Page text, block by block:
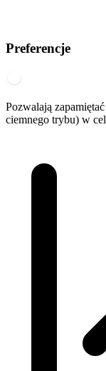
Preferencje
Pozwalają
ciemnego trybu) w